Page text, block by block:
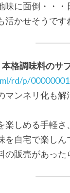
味に面倒・・
かせそうです
格調味料のサ
rd/p/
マンネリ化も
しめる手軽さ
自宅で楽しん
販売があった